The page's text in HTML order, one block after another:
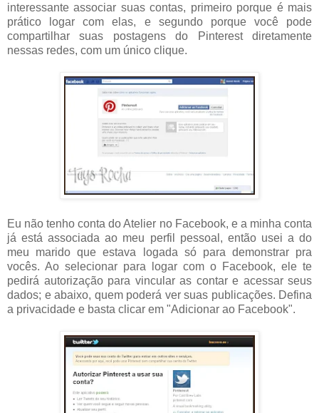
interessante associar suas contas, primeiro porque é mais
prático logar com elas, e segundo porque você pode
compartilhar suas postagens do Pinterest diretamente
nessas redes, com um único clique.
Eu não tenho conta do Atelier no Facebook, e a minha conta
já está associada ao meu perfil pessoal, então usei a do
meu marido que estava logada só para demonstrar pra
vocês. Ao selecionar para logar com o Facebook, ele te
pedirá autorização para vincular as contar e acessar seus
dados; e abaixo, quem poderá ver suas publicações. Defina
a privacidade e basta clicar em "Adicionar ao Facebook".